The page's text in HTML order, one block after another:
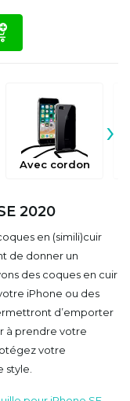
Avec cordon
›
2020
en (simili)cuir
de donner un
des coques en cuir
iPhone ou des
d’emporter
à prendre votre
votre
style.